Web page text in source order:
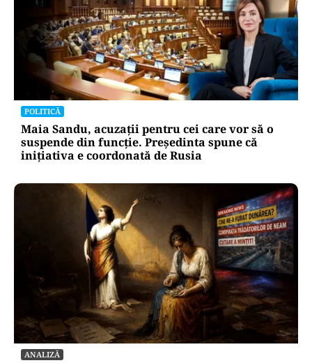
POLITICĂ
Maia Sandu, acuzații pentru cei care vor să o
suspende din funcție. Președinta spune că
inițiativa e coordonată de Rusia
ANALIZĂ